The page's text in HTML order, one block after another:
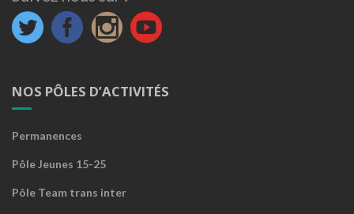
NOS PÔLES D’ACTIVITÉS
Permanences
Pôle Jeunes 15-25
Pôle Team trans inter